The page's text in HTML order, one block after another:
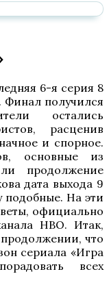
6-я серия 8
Финал получился
остались
расценив
и спорное.
основные из
продолжение
дата выхода 9
подобные. На эти
официально
HBO. Итак,
что
сериала «Игра
всех